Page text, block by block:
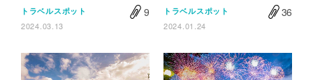
トラベルスポット
2024.03.13
9 トラベルスポット
2024.01.24
36